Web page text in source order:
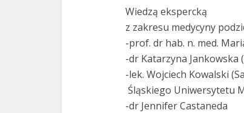
Wiedzą ekspercką
z zakresu medycyny
-prof. dr hab. n. med.
-dr Katarzyna Jankowska
-lek. Wojciech Kowalski
Śląskiego Uniwersytetu
-dr Jennifer Castaneda